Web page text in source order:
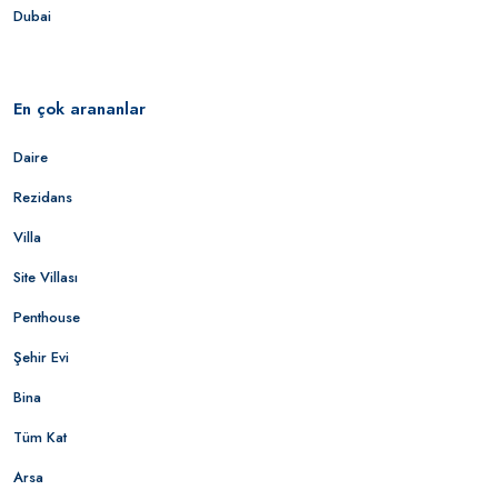
Dubai
En çok arananlar
Daire
Rezidans
Villa
Site Villası
Penthouse
Şehir Evi
Bina
Tüm Kat
Arsa